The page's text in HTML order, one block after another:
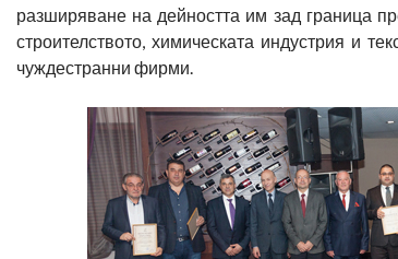
разширяване на дейността им зад граница
строителството, химическата индустрия и
чуждестранни фирми.